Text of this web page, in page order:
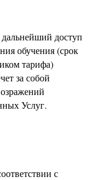
доступ
обучения (срок
тарифа)
за собой
Услуг.
с